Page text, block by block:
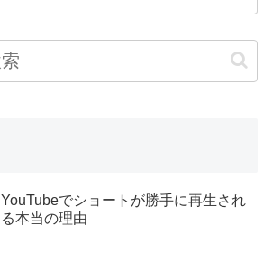
YouTubeでショートが勝手に再生され
る本当の理由